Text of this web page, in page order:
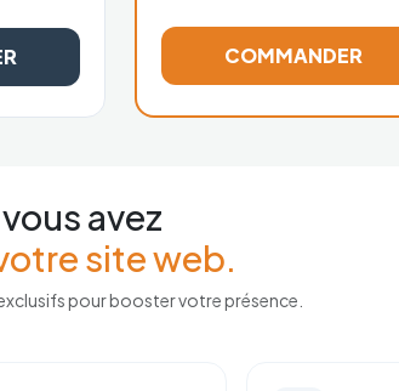
COMMANDER
avez
site web.
pour booster votre présence.